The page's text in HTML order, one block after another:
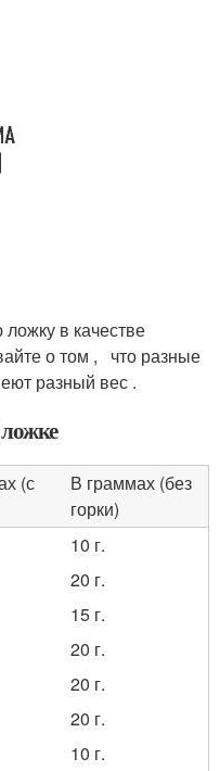
в качестве
о том , что разные
разный вес .
(с
В граммах (без
горки)
10 г.
20 г.
15 г.
20 г.
20 г.
20 г.
10 г.